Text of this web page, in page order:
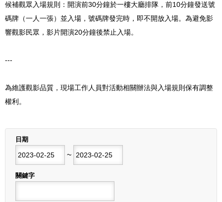
候補觀眾入場規則：開演前30分鐘於一樓大廳排隊，前10分鐘發送號
碼牌（一人一張）並入場，號碼牌發完時，即不開放入場。為避免影
響觀影民眾，影片開演20分鐘後禁止入場。
---
為維護觀影品質，現場工作人員對活動相關辦法與入場規則保有調整
權利。
日期
~
結束日期
關鍵字